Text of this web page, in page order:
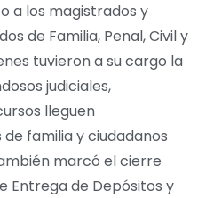
a los magistrados y
de Familia, Penal, Civil y
tuvieron a su cargo la
judiciales,
lleguen
familia y ciudadanos
marcó el cierre
Entrega de Depósitos y